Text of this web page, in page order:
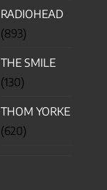
RADIOHEAD
(893)
THE SMILE
(130)
THOM YORKE
(620)